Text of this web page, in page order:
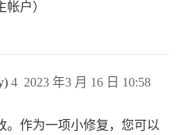
户）
2023 年3 月 16 日 10:58
4
。作为一项小修复，您可以